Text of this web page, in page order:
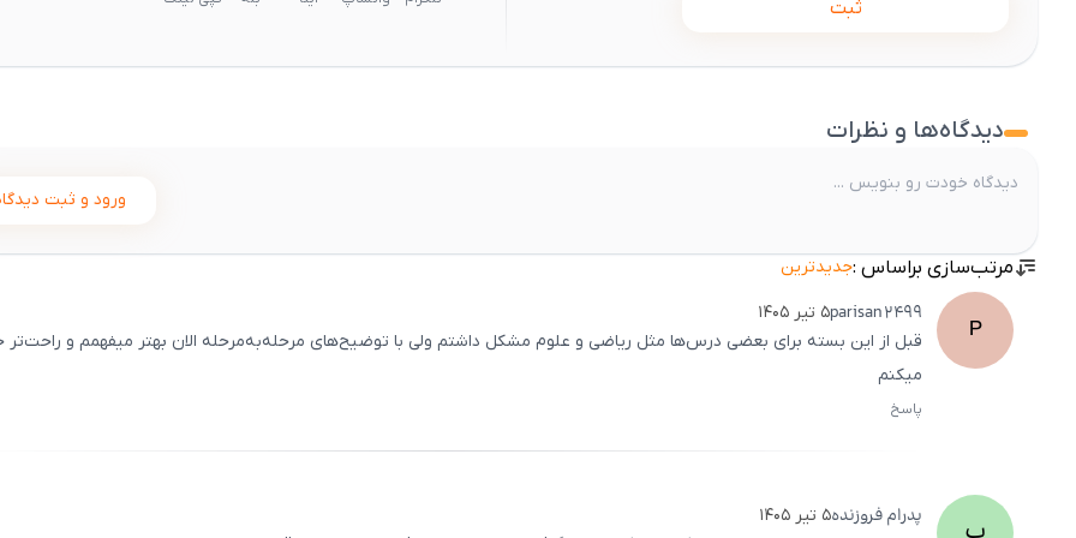
ثبت
دیدگاه‌ها و نظرات
ورود و ثبت
مرتب‌سازی براساس :جدیدترین
P
parisan2499
۵ تیر ۱۴۰۵
قبل از این بسته برای بعضی درس‌ها مثل ریاضی و علوم مشکل داشتم ولی با توضیح‌های مرحله‌به‌مرحله الان بهتر میفهمم و راحت‌تر
میکنم
پاسخ
پدرامفروزنده۵ تیر ۱۴۰۵